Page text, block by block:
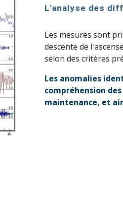
L'analyse des
Les mesures sont
descente de
selon des critères
Les anomalies
compréhension
maintenance, et